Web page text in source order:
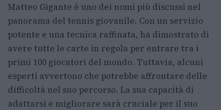
Matteo Gigante è uno dei nomi più discussi nel
panorama del tennis giovanile. Con un servizio
potente e una tecnica raffinata, ha dimostrato di
avere tutte le carte in regola per entrare tra i
primi 100 giocatori del mondo. Tuttavia, alcuni
esperti avvertono che potrebbe affrontare delle
difficoltà nel suo percorso. La sua capacità di
adattarsi e migliorare sarà cruciale per il suo